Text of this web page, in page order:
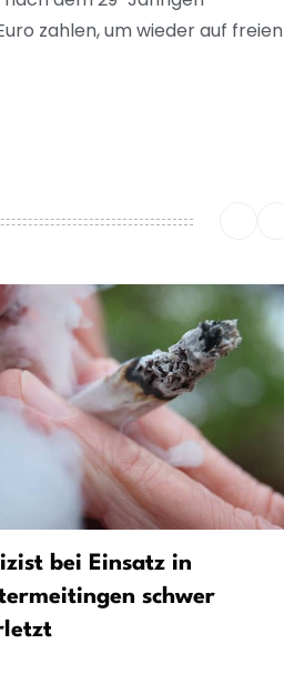
zahlen, um wieder auf freien
bei Einsatz in
schwer